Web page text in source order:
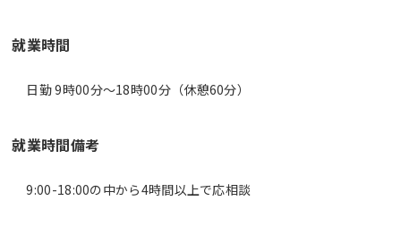
就業時間
日勤 9時00分〜18時00分（休憩60分）
就業時間備考